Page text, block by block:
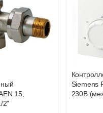
36 818
с
20-600
Конвектор
решеткой
1200
15,
2"
Siemens
230В